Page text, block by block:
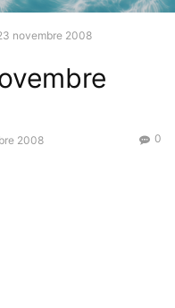
novembre 2008
2008 0